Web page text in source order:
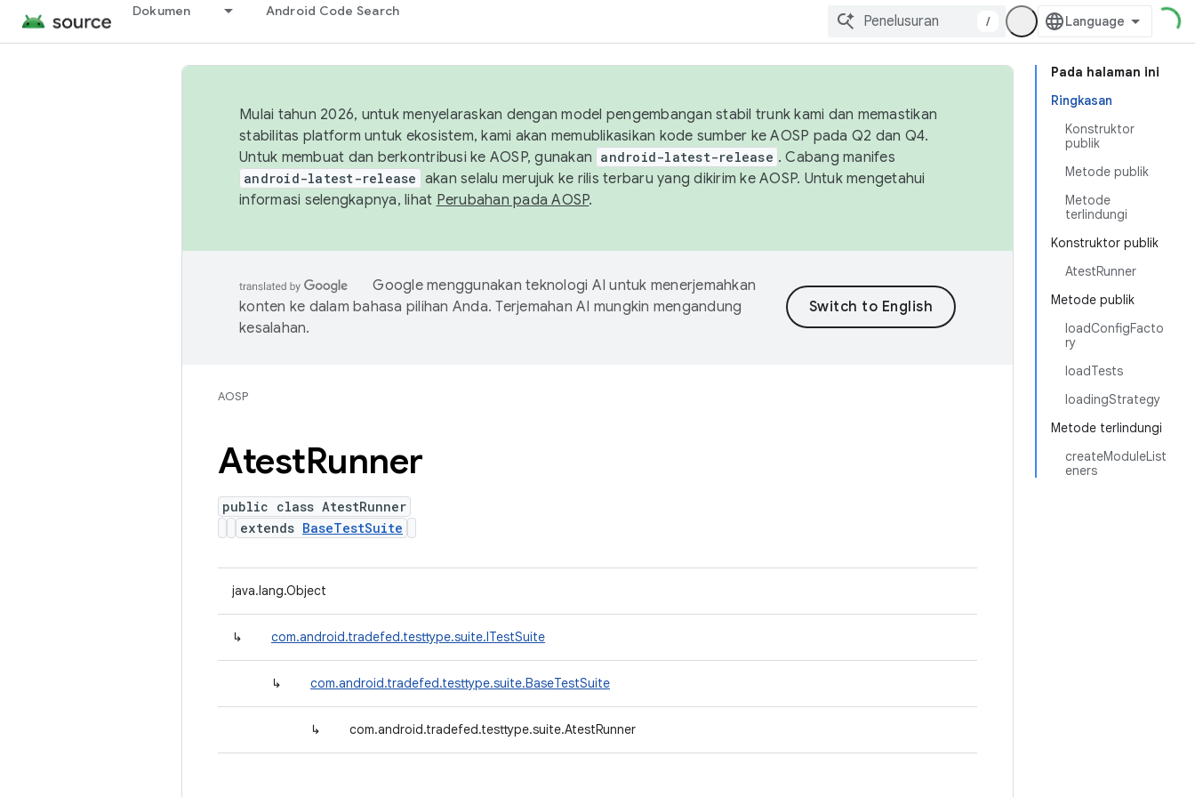
Dokumen Android Code Search
/
Pada halaman ini
Ringkasan
Konstruktor
publik
Metode publik
Metode
terlindungi
Konstruktor publik
AtestRunner
Metode publik
loadConfigFacto
ry
loadTests
loadingStrategy
Metode terlindungi
createModuleList
eners
Mulai tahun 2026, untuk menyelaraskan dengan model pengembangan stabil trunk kami dan memastikan
stabilitas platform untuk ekosistem, kami akan memublikasikan kode sumber ke AOSP pada Q2 dan Q4.
Untuk membuat dan berkontribusi ke AOSP, gunakan android-latest-release . Cabang manifes
android-latest-release akan selalu merujuk ke rilis terbaru yang dikirim ke AOSP. Untuk mengetahui
informasi selengkapnya, lihat Perubahan pada AOSP.
Google menggunakan teknologi AI untuk menerjemahkan
konten ke dalam bahasa pilihan Anda. Terjemahan AI mungkin mengandung
kesalahan.
AOSP
AtestRunner
public class AtestRunner
extends BaseTestSuite
java.lang.Object
↳ com.android.tradefed.testtype.suite.ITestSuite
↳ com.android.tradefed.testtype.suite.BaseTestSuite
↳ com.android.tradefed.testtype.suite.AtestRunner